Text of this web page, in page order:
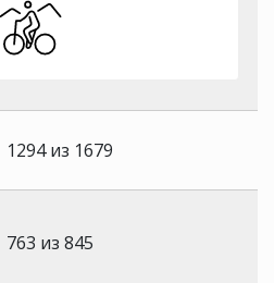
1294 из 1679
763 из 845